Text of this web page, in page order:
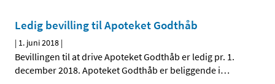
Ledig bevilling til Apoteket Godthåb
| 1. juni 2018 |
Bevillingen til at drive Apoteket Godthåb er ledig pr. 1.
december 2018. Apoteket Godthåb er beliggende i…